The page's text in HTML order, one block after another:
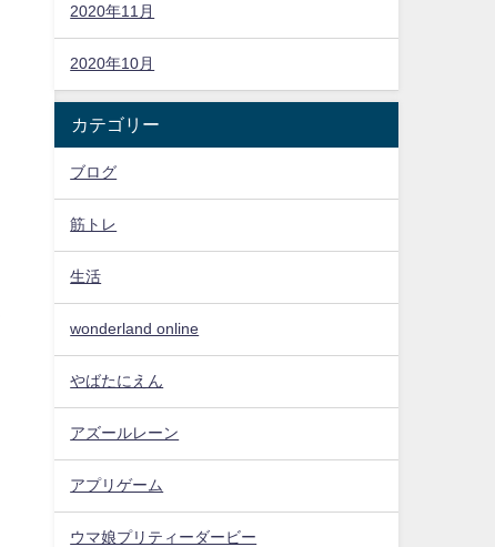
2020年11月
2020年10月
カテゴリー
ブログ
筋トレ
生活
wonderland online
やばたにえん
アズールレーン
アプリゲーム
ウマ娘プリティーダービー